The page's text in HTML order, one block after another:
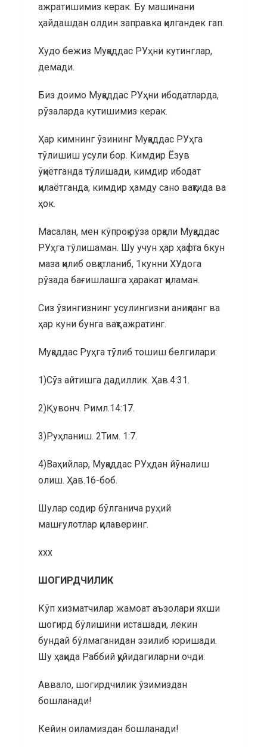
ажратишимиз керак. Бу машинани
ҳайдашдан олдин заправка қилгандек гап.
Худо бежиз Муқаддас РУҳни кутинглар,
демади.
Биз доимо Муқаддас РУҳни ибодатларда,
рўзаларда кутишимиз керак.
Ҳар кимнинг ўзининг Муқаддас РУҳга
тўлишиш усули бор. Кимдир Ёзув
ўқиётганда тўлишади, кимдир ибодат
қилаётганда, кимдир ҳамду сано вақтида ва
ҳок.
Масалан, мен кўпроқ рўза орқали Муқаддас
РУҳга тўлишаман. Шу учун ҳар ҳафта 6кун
маза қилиб овқатланиб, 1кунни ХУдога
рўзада бағишлашга ҳаракат қиламан.
Сиз ўзингизнинг усулингизни аниқланг ва
ҳар куни бунга вақт ажратинг.
Муқаддас Руҳга тўлиб тошиш белгилари:
1)Сўз айтишга дадиллик. Ҳав.4:31.
2)Қувонч. Римл.14:17.
3)Руҳланиш. 2Тим. 1:7.
4)Ваҳийлар, Муқаддас РУҳдан йўналиш
олиш. Ҳав.16-боб.
Шулар содир бўлганича руҳий
машғулотлар қилаверинг.
ххх
ШОГИРДЧИЛИК
Кўп хизматчилар жамоат аъзолари яхши
шогирд бўлишини исташади, лекин
бундай бўлмаганидан эзилиб юришади.
Шу ҳақида Раббий қуйидагиларни очди:
Аввало, шогирдчилик ўзимиздан
бошланади!
Кейин оиламиздан бошланади!